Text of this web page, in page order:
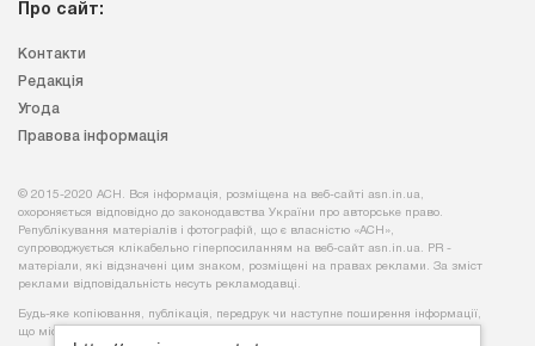
Про сайт:
Контакти
Редакція
Угода
Правова інформація
© 2015-2020 АСН. Вся інформація, розміщена на веб-сайті asn.in.ua,
охороняється відповідно до законодавства України про авторське право.
Републікування матеріалів і фотографій, що є власністю «АСН»,
супроводжується клікабельно гіперпосиланням на веб-сайт asn.іn.ua. PR -
матеріали, які відзначені цим знаком, розміщені на правах реклами. За зміст
реклами відповідальність несуть рекламодавці.
Будь-яке копiювання, публiкацiя, передрук чи наступне поширення iнформацiї,
що мiстить посилання на